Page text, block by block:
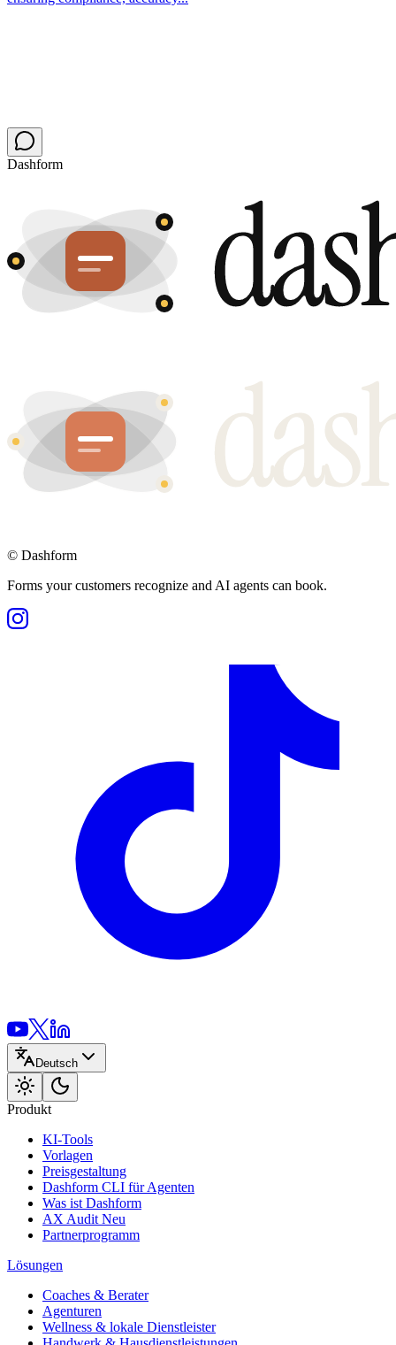
Dashform
© Dashform
Forms your customers recognize and AI agents can book.
Deutsch
Produkt
KI-Tools
Vorlagen
Preisgestaltung
Dashform CLI für Agenten
Was ist Dashform
AX Audit Neu
Partnerprogramm
Lösungen
Coaches & Berater
Agenturen
Wellness & lokale Dienstleister